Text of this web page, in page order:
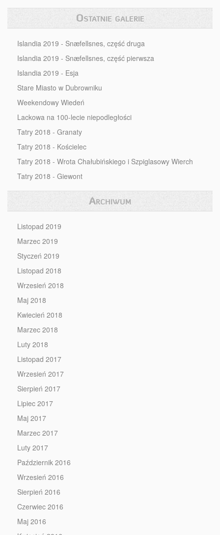
Ostatnie galerie
Islandia 2019 - Snæfellsnes, część druga
Islandia 2019 - Snæfellsnes, część pierwsza
Islandia 2019 - Esja
Stare Miasto w Dubrowniku
Weekendowy Wiedeń
Lackowa na 100-lecie niepodległości
Tatry 2018 - Granaty
Tatry 2018 - Kościelec
Tatry 2018 - Wrota Chałubińskiego i Szpiglasowy Wierch
Tatry 2018 - Giewont
Archiwum
Listopad 2019
Marzec 2019
Styczeń 2019
Listopad 2018
Wrzesień 2018
Maj 2018
Kwiecień 2018
Marzec 2018
Luty 2018
Listopad 2017
Wrzesień 2017
Sierpień 2017
Lipiec 2017
Maj 2017
Marzec 2017
Luty 2017
Październik 2016
Wrzesień 2016
Sierpień 2016
Czerwiec 2016
Maj 2016